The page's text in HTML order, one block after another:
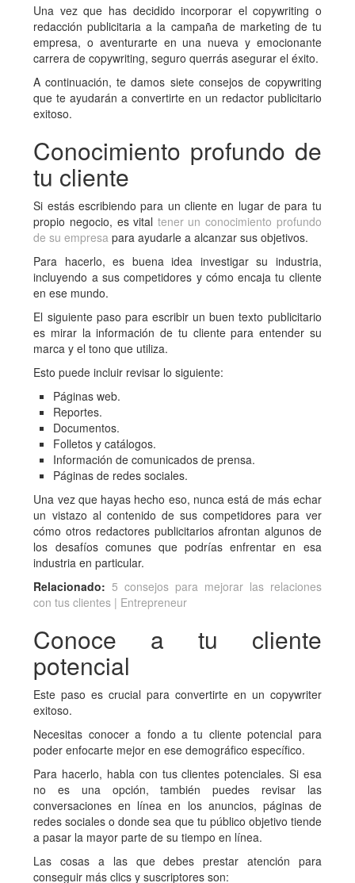
Una vez que has decidido incorporar el copywriting o
redacción publicitaria a la campaña de marketing de tu
empresa, o aventurarte en una nueva y emocionante
carrera de copywriting, seguro querrás asegurar el éxito.
A continuación, te damos siete consejos de copywriting
que te ayudarán a convertirte en un redactor publicitario
exitoso.
Conocimiento profundo de
tu cliente
Si estás escribiendo para un cliente en lugar de para tu
propio negocio, es vital tener un conocimiento profundo
de su empresa para ayudarle a alcanzar sus objetivos.
Para hacerlo, es buena idea investigar su industria,
incluyendo a sus competidores y cómo encaja tu cliente
en ese mundo.
El siguiente paso para escribir un buen texto publicitario
es mirar la información de tu cliente para entender su
marca y el tono que utiliza.
Esto puede incluir revisar lo siguiente:
Páginas web.
Reportes.
Documentos.
Folletos y catálogos.
Información de comunicados de prensa.
Páginas de redes sociales.
Una vez que hayas hecho eso, nunca está de más echar
un vistazo al contenido de sus competidores para ver
cómo otros redactores publicitarios afrontan algunos de
los desafíos comunes que podrías enfrentar en esa
industria en particular.
Relacionado:5 consejos para mejorar las relaciones
con tus clientes | Entrepreneur
Conoce a tu cliente
potencial
Este paso es crucial para convertirte en un copywriter
exitoso.
Necesitas conocer a fondo a tu cliente potencial para
poder enfocarte mejor en ese demográfico específico.
Para hacerlo, habla con tus clientes potenciales. Si esa
no es una opción, también puedes revisar las
conversaciones en línea en los anuncios, páginas de
redes sociales o donde sea que tu público objetivo tiende
a pasar la mayor parte de su tiempo en línea.
Las cosas a las que debes prestar atención para
conseguir más clics y suscriptores son: